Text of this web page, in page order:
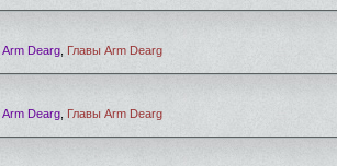
Dearg Главы Arm Dearg
Dearg Главы Arm Dearg